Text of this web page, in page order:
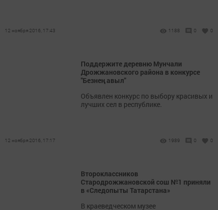
12 ноября 2016, 17:43 1188 0 0
Поддержите деревню Мунчали
Дрожжановского района в конкурсе
"Безнең авыл"
Объявлен конкурс по выбору красивых и
лучших сел в республике.
12 ноября 2016, 17:17 1989 0 0
Второклассников
Стародрожжановской сош №1 приняли
в «Следопыты Татарстана»
В краеведческом музее